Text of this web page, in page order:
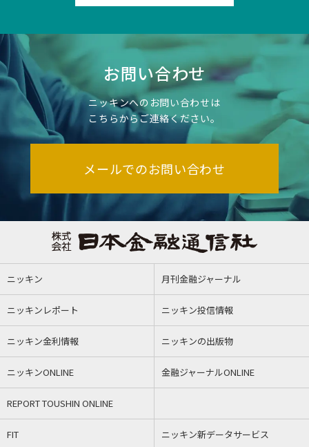
お問い合わせ
ニッキンへのお問い合わせは
こちらからご連絡ください。
メールでのお問い合わせ
ニッキン 月刊金融ジャーナル
ニッキンレポート ニッキン投信情報
ニッキン金利情報 ニッキンの出版物
ニッキンONLINE 金融ジャーナルONLINE
REPORT TOUSHIN ONLINE
FIT ニッキン新データサービス